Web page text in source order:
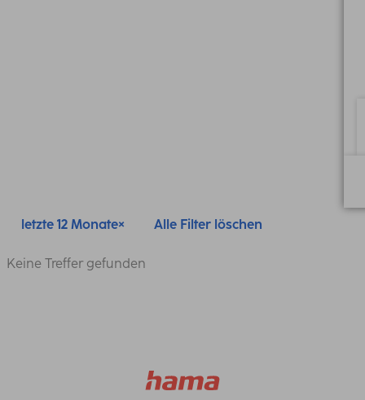
letzte 12 Monate Alle Filter löschen
Keine Treffer gefunden